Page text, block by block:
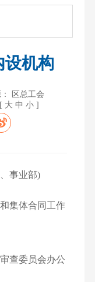
设机构
区总工会
大 中 小 ]
事业部)
集体合同工作
查委员会办公